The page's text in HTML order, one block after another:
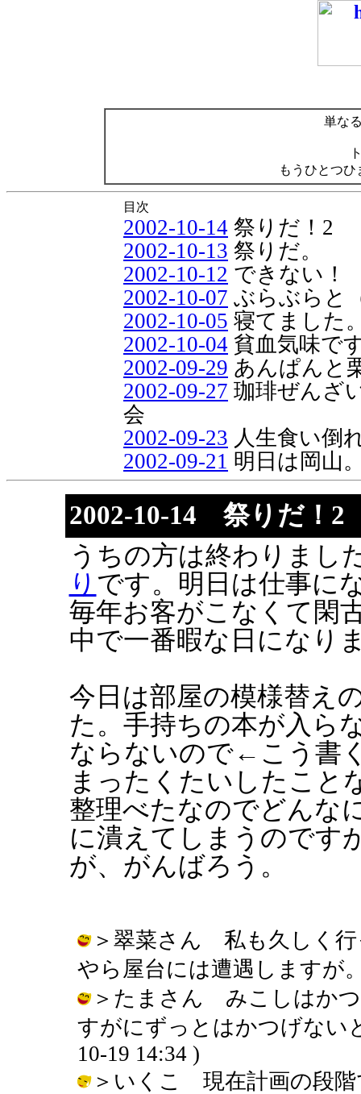
単な
もうひとつ
目次
2002-10-14 祭りだ！2
2002-10-13 祭りだ。
2002-10-12 できない！
2002-10-07 ぶらぶらと
2002-10-05 寝てました
2002-10-04 貧血気味で
2002-09-29 あんぱんと
2002-09-27 珈琲ぜんざ
会
2002-09-23 人生食い倒
2002-09-21 明日は岡山
2002-10-14 祭りだ！2
うちの方は終わりまし
り です。明日は仕事に
毎年お客がこなくて閑
中で一番暇な日になり
今日は部屋の模様替え
た。手持ちの本が入ら
ならないので←こう書
まったくたいしたこと
整理べたなのでどんな
に潰えてしまうのです
が、がんばろう。
＞翠菜さん 私も久しく行
やら屋台には遭遇しますが
＞たまさん みこしはか
すがにずっとはかつげない
10-19 14:34 )
＞いくこ 現在計画の段階